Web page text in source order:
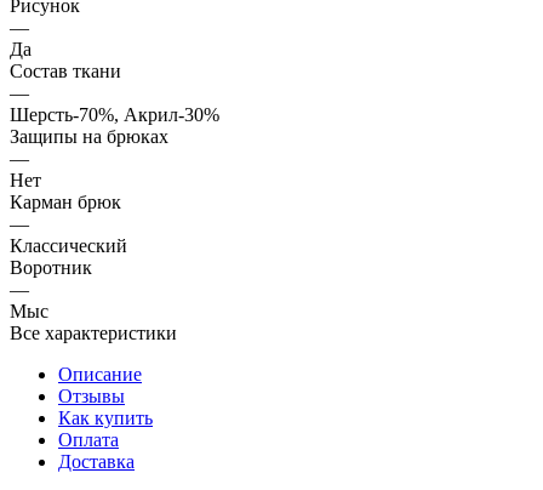
Рисунок
—
Да
Состав ткани
—
Шерсть-70%, Акрил-30%
Защипы на брюках
—
Нет
Карман брюк
—
Классический
Воротник
—
Мыс
Все характеристики
Описание
Отзывы
Как купить
Оплата
Доставка